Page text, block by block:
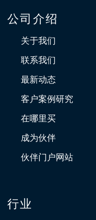
公司介绍
关于我们
联系我们
最新动态
客户案例研究
在哪里买
成为伙伴
伙伴门户网站
行业